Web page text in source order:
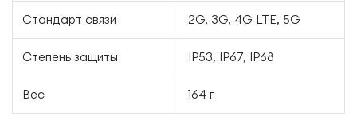
Стандарт связи 2G, 3G, 4G LTE, 5G
Степень защиты IP53, IP67, IP68
Вес 164 г